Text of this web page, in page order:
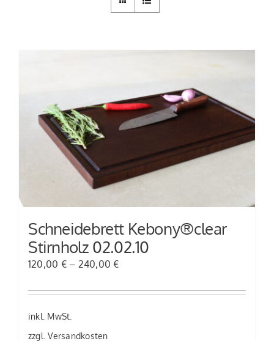
Schneidebrett Kebony®clear
Stirnholz 02.02.10
120,00 €– 240,00 €
inkl. MwSt.
zzgl.Versandkosten